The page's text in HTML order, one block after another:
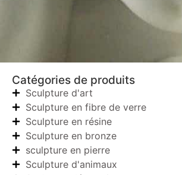
Catégories de produits
Sculpture d'art
Sculpture en fibre de verre
Sculpture en résine
Sculpture en bronze
sculpture en pierre
Sculpture d'animaux